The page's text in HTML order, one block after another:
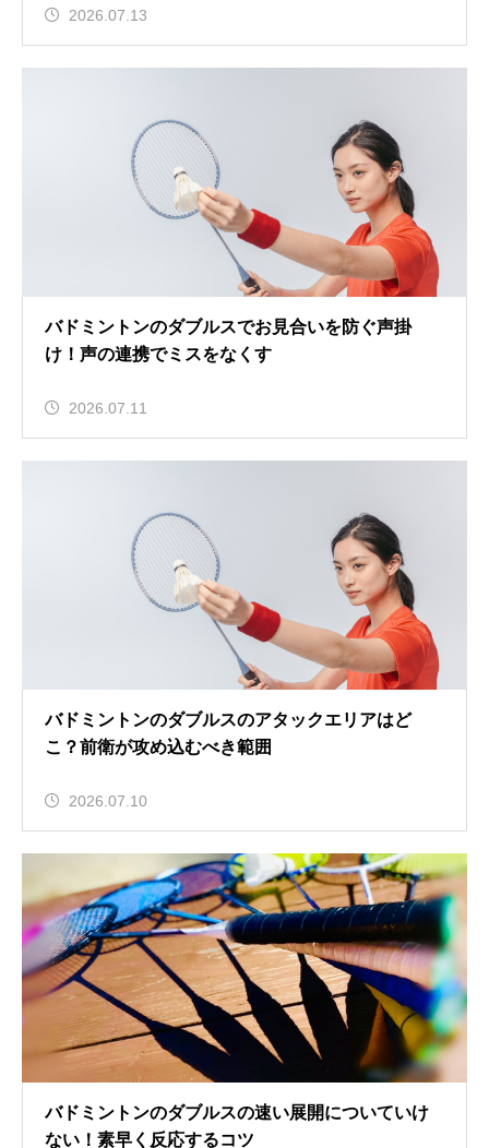
2026.07.13
バドミントンのダブルスでお見合いを防ぐ声掛
け！声の連携でミスをなくす
2026.07.11
バドミントンのダブルスのアタックエリアはど
こ？前衛が攻め込むべき範囲
2026.07.10
バドミントンのダブルスの速い展開についていけ
ない！素早く反応するコツ